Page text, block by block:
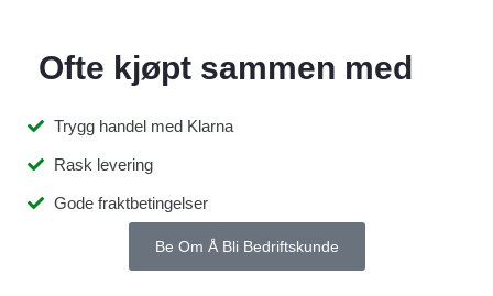
Ofte kjøpt sammen med
Trygg handel med Klarna
Rask levering
Gode fraktbetingelser
Be Om Å Bli Bedriftskunde